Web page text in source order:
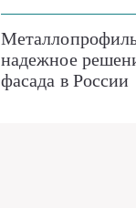
надежное
фасада в России